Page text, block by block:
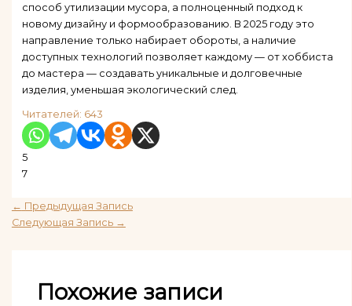
способ утилизации мусора, а полноценный подход к
новому дизайну и формообразованию. В 2025 году это
направление только набирает обороты, а наличие
доступных технологий позволяет каждому — от хоббиста
до мастера — создавать уникальные и долговечные
изделия, уменьшая экологический след.
Читателей: 643
5
7
← Предыдущая Запись
Следующая Запись →
Похожие записи